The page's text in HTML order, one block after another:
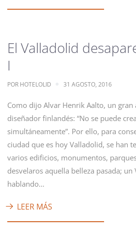
El Valladolid
I
POR HOTELOLID 31 AGOSTO, 2016
Como dijo Alvar Henrik Aalto, un
diseñador finlandés: “No se puede
simultáneamente”. Por ello, para
ciudad que es hoy Valladolid, se han
varios edificios, monumentos,
desvelaros aquella belleza pasada;
hablando…
LEER MÁS